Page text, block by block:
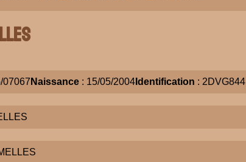
07067 Naissance : 15/05/2004 Identification : 2DVG844